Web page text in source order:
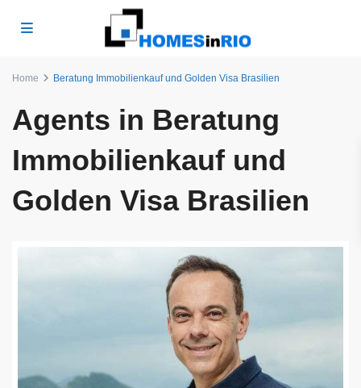
Home Beratung Immobilienkauf und Golden Visa Brasilien
Agents in Beratung
Immobilienkauf und
Golden Visa Brasilien